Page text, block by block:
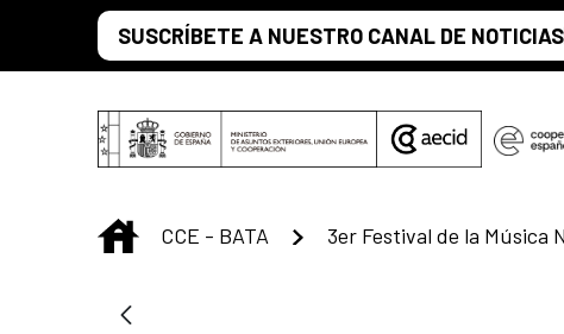
Saltar al contenido principal
SUSCRÍBETE A NUESTRO CANAL DE NOTICIAS
INICIO
CCE - BATA 3er Festival de la Música